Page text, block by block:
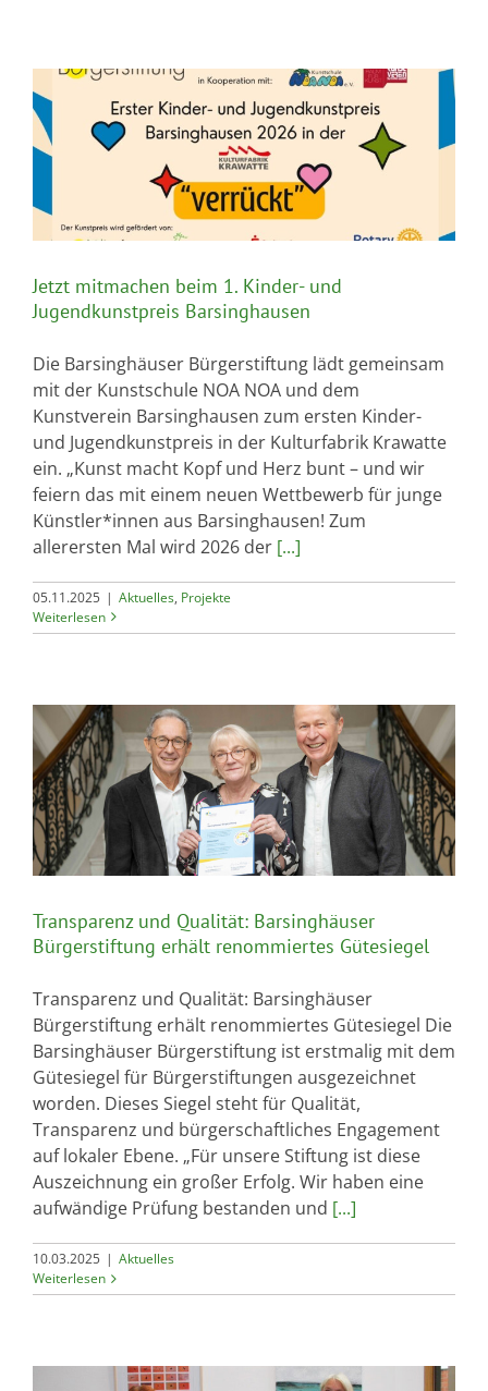
Jetzt mitmachen beim 1. Kinder- und
Jugendkunstpreis Barsinghausen
Die Barsinghäuser Bürgerstiftung lädt gemeinsam
mit der Kunstschule NOA NOA und dem
Kunstverein Barsinghausen zum ersten Kinder-
und Jugendkunstpreis in der Kulturfabrik Krawatte
ein. „Kunst macht Kopf und Herz bunt – und wir
feiern das mit einem neuen Wettbewerb für junge
Künstler*innen aus Barsinghausen! Zum
allerersten Mal wird 2026 der [...]
05.11.2025 | Aktuelles, Projekte
Weiterlesen
Transparenz und Qualität: Barsinghäuser
Bürgerstiftung erhält renommiertes Gütesiegel
Transparenz und Qualität: Barsinghäuser
Bürgerstiftung erhält renommiertes Gütesiegel Die
Barsinghäuser Bürgerstiftung ist erstmalig mit dem
Gütesiegel für Bürgerstiftungen ausgezeichnet
worden. Dieses Siegel steht für Qualität,
Transparenz und bürgerschaftliches Engagement
auf lokaler Ebene. „Für unsere Stiftung ist diese
Auszeichnung ein großer Erfolg. Wir haben eine
aufwändige Prüfung bestanden und [...]
10.03.2025 | Aktuelles
Weiterlesen